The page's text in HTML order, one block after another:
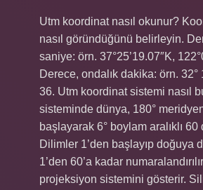
Utm koordinat nasıl okunur?
nasıl göründüğünü belirleyin.
saniye: örn. 37°25’19.07″K,
Derece, ondalık dakika: örn. 32°
36. Utm koordinat sistemi nasıl
sisteminde dünya, 180°
başlayarak 6° boylam aralıklı
Dilimler 1’den başlayıp doğuya
1’den 60’a kadar
projeksiyon sistemini gösterir.